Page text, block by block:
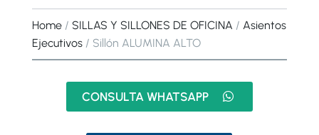
Home/ SILLAS Y SILLONES DE OFICINA / Asientos
Ejecutivos/ Sillón ALUMINA ALTO
CONSULTA WHATSAPP